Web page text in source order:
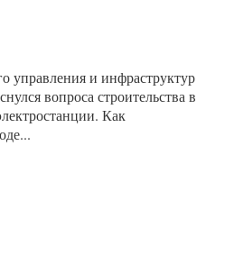
управления и инфраструктур
вопроса строительства в
Как